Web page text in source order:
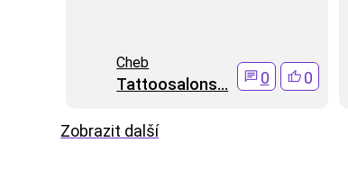
Cheb
Tattoosalons... 0 0
Zobrazit další